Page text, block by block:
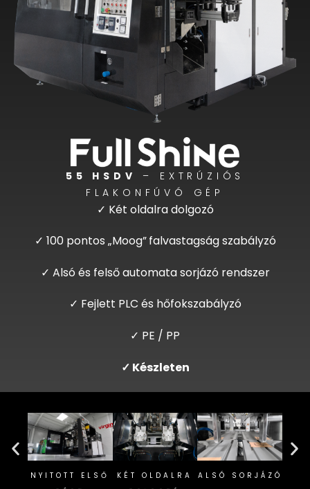
55 HSDV
– EXTRÚZIÓS
FLAKONFÚVÓ GÉP
✓ Két oldalra dolgozó
✓ 100 pontos „Moog”falvastagság szabályzó
✓ Alsó és felső automata sorjázó rendszer
✓ Fejlett PLC és hőfokszabályzó
✓ PE / PP
✓ Készleten
NYITOTT ELSŐ
KÉT OLDALRA
ALSÓ SORJÁZÓ